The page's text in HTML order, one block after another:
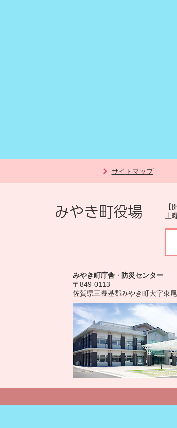
サイトマップ
【
土
みやき町庁舎・防災センター
〒849-0113
佐賀県三養基郡みやき町大字東